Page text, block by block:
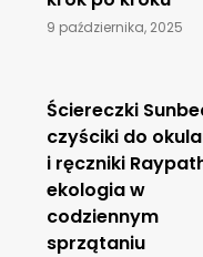
9 października, 2025
Ściereczki
czyściki do
i ręczniki
ekologia w
codziennym
sprzątaniu